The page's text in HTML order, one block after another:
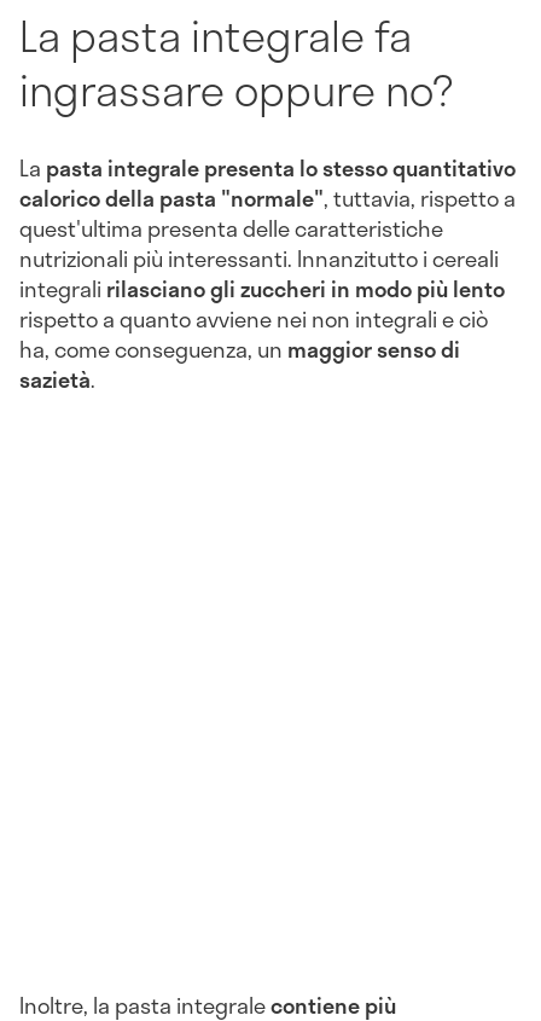
La pasta integrale fa
ingrassare oppure no?
La pasta integrale presenta lo stesso quantitativo
calorico della pasta "normale", tuttavia, rispetto a
quest'ultima presenta delle caratteristiche
nutrizionali più interessanti. Innanzitutto i cereali
integrali rilasciano gli zuccheri in modo più lento
rispetto a quanto avviene nei non integrali e ciò
ha, come conseguenza, un maggior senso di
sazietà.
Inoltre, la pasta integralecontiene più